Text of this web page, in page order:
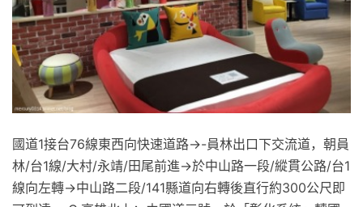
國道1接台76線東西向快速道路→-員林出口下交流道，朝員
林/台1線/大村/永靖/田尾前進→於中山路一段/縱貫公路/台1
線向左轉→中山路二段/141縣道向右轉後直行約300公尺即